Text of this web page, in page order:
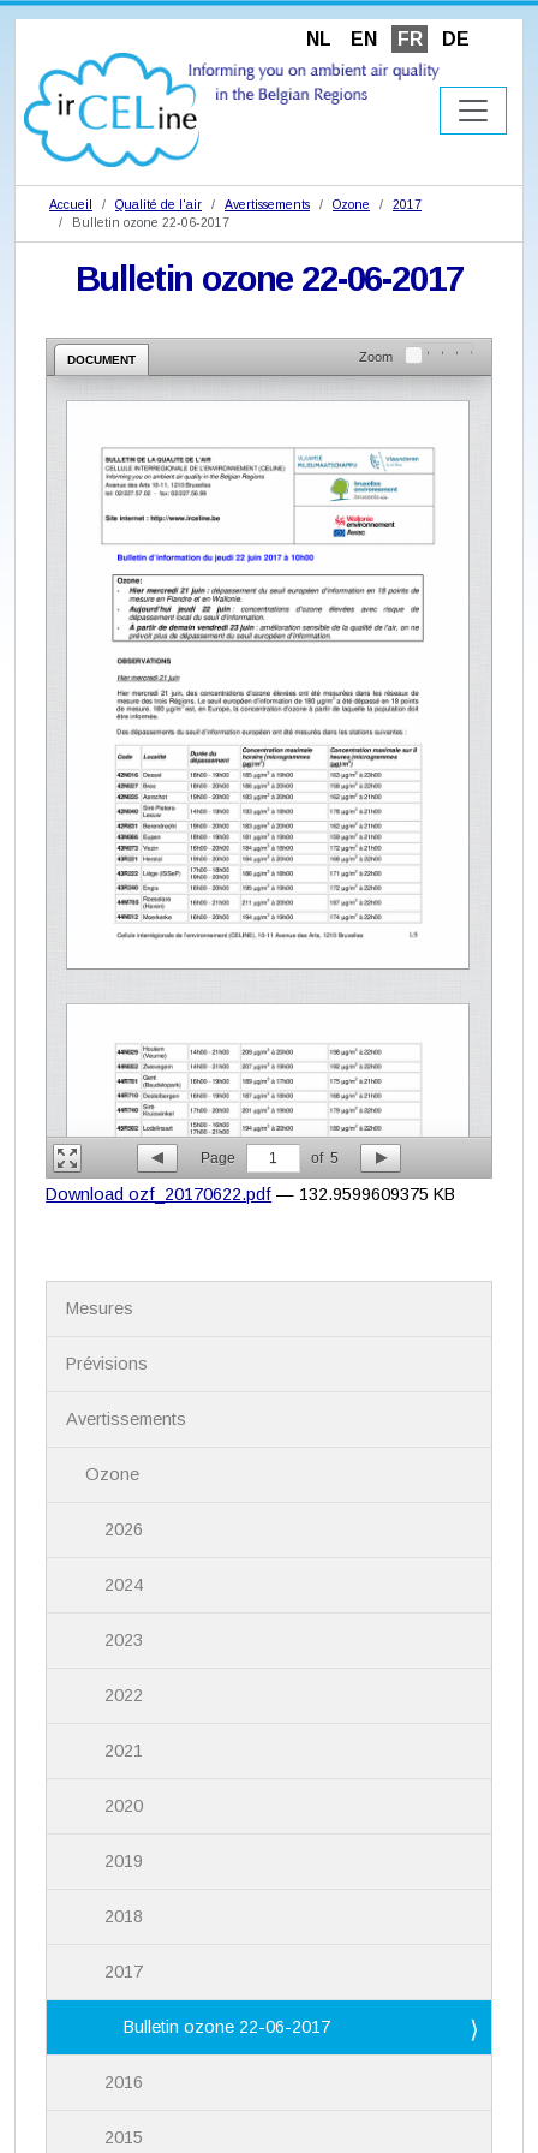
NL EN FR DE
Accueil Qualité de l'air Avertissements Ozone
2017
Bulletin ozone 22-06-2017
Bulletin ozone 22-06-2017
DOCUMENT Zoom
Page 1 of 5
Download ozf_20170622.pdf — 132.9599609375 KB
Mesures
Prévisions
Avertissements
Ozone
2026
2024
2023
2022
2021
2020
2019
2018
2017
Bulletin ozone 22-06-2017
2016
2015